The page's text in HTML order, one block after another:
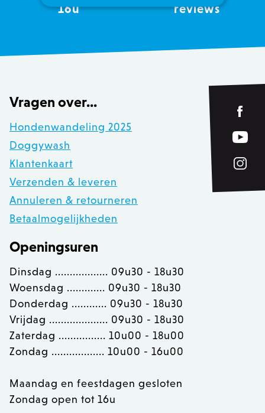
16u
reviews
Vragen over...
Hondenwandeling 2025
Doggywash
Klantenkaart
Verzenden & leveren
Annuleren & retourneren
Betaalmogelijkheden
Openingsuren
Dinsdag .................. 09u30 - 18u30
Woensdag ............. 09u30 - 18u30
Donderdag ............ 09u30 - 18u30
Vrijdag .................... 09u30 - 18u30
Zaterdag ................ 10u00 - 18u00
Zondag .................. 10u00 - 16u00
Maandag en feestdagen gesloten
Zondag open tot 16u
Analytische cookies of prestatiegerichte cookies
Strikt noodzakelijke cookies maken
zoals gebruikersaanmelding en accountbeheer.
Zonder strikt noodzakelijke cookies kan de
website niet correct worden gebruikt.
Naam
Provider /
Domein
PHPSESSID
PHP.net
.zowizoo.be
CSRF_TOKEN
_username
product_data_storage